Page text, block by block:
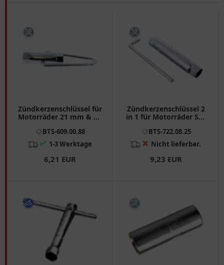
Zündkerzenschlüssel für
Motorräder 21 mm & 26
Griff JMP
BTS-609.00.88
✅ 1-3 Werktage
6,21 EUR
Zündkerzenschlüssel 2
in 1 für Motorräder SW
abgewinkeltem Knebel
BTS-722.08.25
❌ Nicht lieferbar.
9,23 EUR